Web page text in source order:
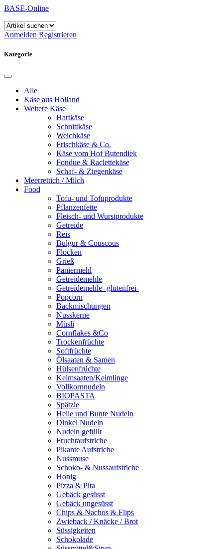
BASE-Online
Anmelden Registrieren
Kategorie
Alle
Käse aus Holland
Weitere Käse
Hartkäse
Schnittkäse
Weichkäse
Frischkäse & Co.
Käse vom Hof Butendiek
Fondue & Raclettekäse
Schaf- & Ziegenkäse
Meerrettich / Milch
Food
Tofu- und Tofuprodukte
Pflanzenfette
Fleisch- und Wurstprodukte
Getreide
Reis
Bulgur & Couscous
Flocken
Grieß
Paniermehl
Getreidemehle
Getreidemehle -glutenfrei-
Popcorn
Backmischungen
Nusskerne
Müsli
Cornflakes &Co
Trockenfrüchte
Softfrüchte
Ölsaaten & Samen
Hülsenfrüchte
Keimsaaten/Keimlinge
Vollkornnudeln
BIOPASTA
Spätzle
Helle und Bunte Nudeln
Dinkel Nudeln
Nudeln gefüllt
Fruchtaufstriche
Pikante Aufstriche
Nussmuse
Schoko- & Nussaufstriche
Honig
Pizza & Pita
Gebäck gesüsst
Gebäck ungesüsst
Chips & Nachos & Flips
Zwieback / Knäcke / Brot
Süssigkeiten
Schokolade